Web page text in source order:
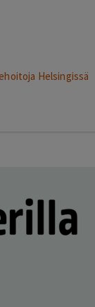
Helsingissä